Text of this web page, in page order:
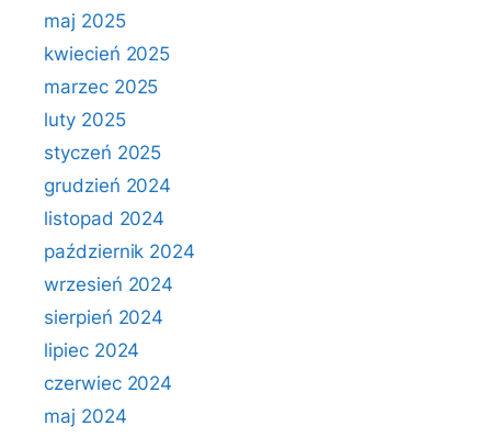
maj 2025
kwiecień 2025
marzec 2025
luty 2025
styczeń 2025
grudzień 2024
listopad 2024
październik 2024
wrzesień 2024
sierpień 2024
lipiec 2024
czerwiec 2024
maj 2024